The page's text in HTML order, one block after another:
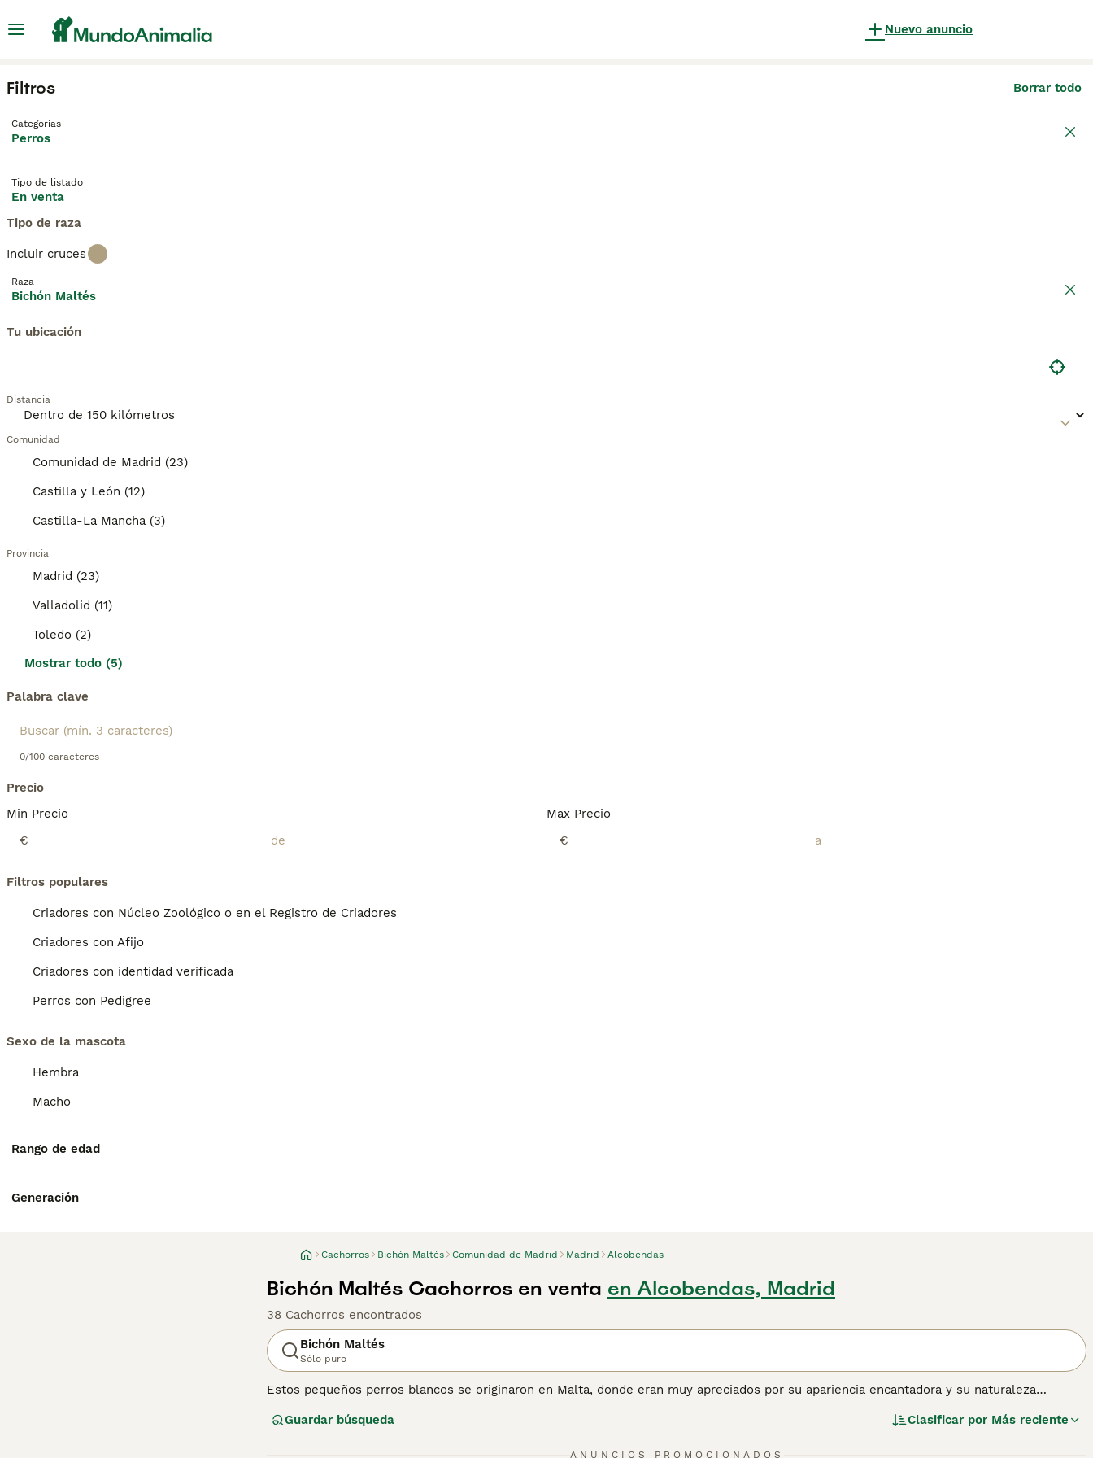
Nuevo anuncio
Filtros Borrar todo
Categorías
Perros
Tipo de listado
En venta
Tipo de raza
Incluir cruces
Raza
Bichón Maltés
Tu ubicación
Distancia
Comunidad
Comunidad de Madrid (23)
Castilla y León (12)
Castilla-La Mancha (3)
Provincia
Madrid (23)
Valladolid (11)
Toledo (2)
Mostrar todo (5)
Palabra clave
0/100 caracteres
Precio
Min Precio
€
Max Precio
€
Filtros populares
Criadores con Núcleo Zoológico o en el Registro de Criadores
Criadores con Afijo
Criadores con identidad verificada
Perros con Pedigree
Sexo de la mascota
Hembra
Macho
Rango de edad
Generación
Cachorros Bichón Maltés Comunidad de Madrid Madrid Alcobendas
Bichón Maltés Cachorros en venta en Alcobendas, Madrid
38 Cachorros encontrados
Bichón Maltés
Sólo puro
Estos pequeños perros blancos se originaron en Malta, donde eran muy apreciados por su apariencia encantadora y su naturaleza
por una buena razón. El Bichón Maltés es un personaje encantador extremadamente leal y cariñoso. A pesar de su pequeña estatura, el
Guardar búsqueda Clasificar por Más reciente
ANUNCIOS PROMOCIONADOS